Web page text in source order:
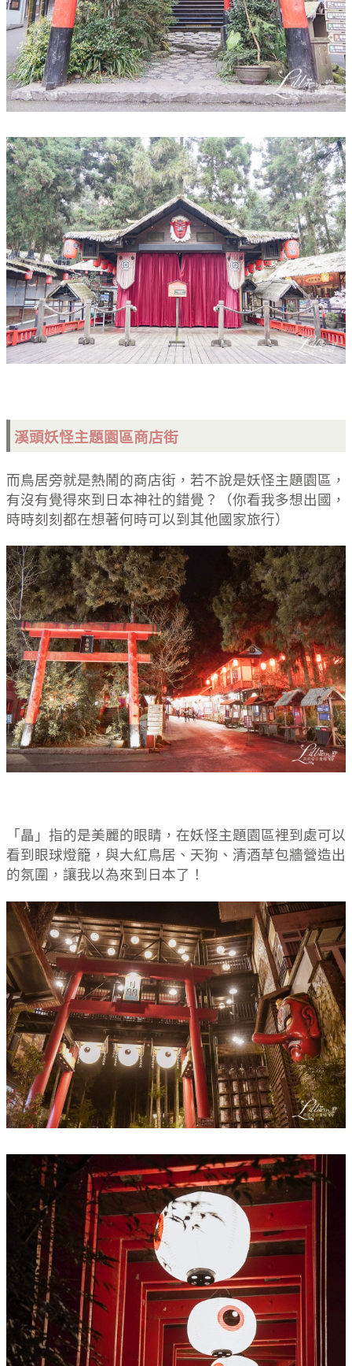
溪頭妖怪主題園區商店街
而鳥居旁就是熱鬧的商店街，若不說是妖怪主題園區，
有沒有覺得來到日本神社的錯覺？（你看我多想出國，
時時刻刻都在想著何時可以到其他國家旅行）
「瞐」指的是美麗的眼睛，在妖怪主題園區裡到處可以
看到眼球燈籠，與大紅鳥居、天狗、清酒草包牆營造出
的氛圍，讓我以為來到日本了！